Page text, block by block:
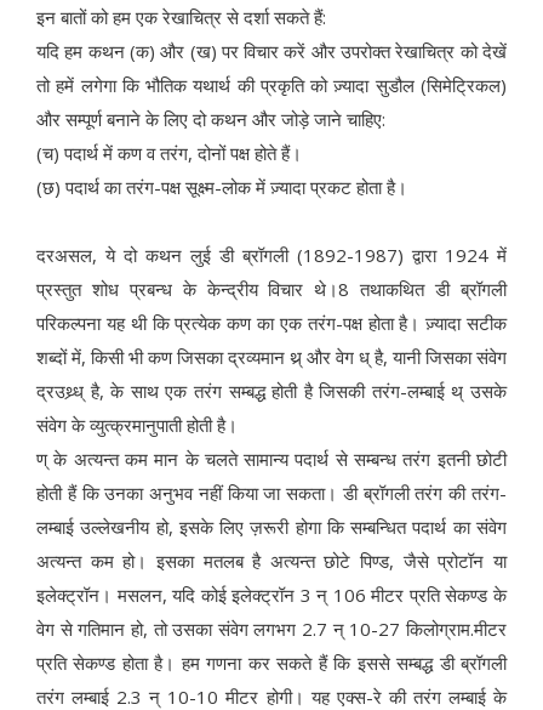
इन बातों को हम एक रेखाचित्र से दर्शा सकते हैं:
यदि हम कथन (क) और (ख) पर विचार करें और उपरोक्त रेखाचित्र को देखें
तो हमें लगेगा कि भौतिक यथार्थ की प्रकृति को ज़्यादा सुडौल (सिमेट्रिकल)
और सम्पूर्ण बनाने के लिए दो कथन और जोड़े जाने चाहिए:
(च) पदार्थ में कण व तरंग, दोनों पक्ष होते हैं।
(छ) पदार्थ का तरंग-पक्ष सूक्ष्म-लोक में ज़्यादा प्रकट होता है।
दरअसल, ये दो कथन लुई डी ब्रॉगली (1892-1987) द्वारा 1924 में
प्रस्तुत शोध प्रबन्ध के केन्द्रीय विचार थे।8 तथाकथित डी ब्रॉगली
परिकल्पना यह थी कि प्रत्येक कण का एक तरंग-पक्ष होता है। ज़्यादा सटीक
शब्दों में, किसी भी कण जिसका द्रव्यमान थ्र् और वेग ध् है, यानी जिसका संवेग
द्रउथ्र्ध् है, के साथ एक तरंग सम्बद्ध होती है जिसकी तरंग-लम्बाई थ् उसके
संवेग के व्युत्क्रमानुपाती होती है।
ण् के अत्यन्त कम मान के चलते सामान्य पदार्थ से सम्बन्ध तरंग इतनी छोटी
होती हैं कि उनका अनुभव नहीं किया जा सकता। डी ब्रॉगली तरंग की तरंग-
लम्बाई उल्लेखनीय हो, इसके लिए ज़रूरी होगा कि सम्बन्धित पदार्थ का संवेग
अत्यन्त कम हो। इसका मतलब है अत्यन्त छोटे पिण्ड, जैसे प्रोटॉन या
इलेक्ट्रॉन। मसलन, यदि कोई इलेक्ट्रॉन 3 न् 106 मीटर प्रति सेकण्ड के
वेग से गतिमान हो, तो उसका संवेग लगभग 2.7 न् 10-27 किलोग्राम.मीटर
प्रति सेकण्ड होता है। हम गणना कर सकते हैं कि इससे सम्बद्ध डी ब्रॉगली
तरंग लम्बाई 2.3 न् 10-10 मीटर होगी। यह एक्स-रे की तरंग लम्बाई के